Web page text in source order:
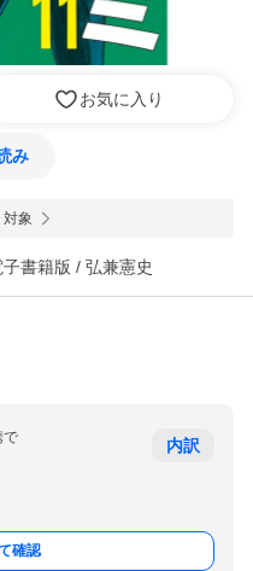
お気に入り
み
対象
書籍版 / 弘兼憲史
で 内訳
確認